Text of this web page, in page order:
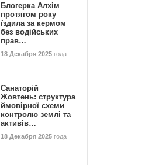
Блогерка Алхім
протягом року
їздила за кермом
без водійських
прав…
18 Декабря 2025 года
Санаторій
Жовтень: структура
ймовірної схеми
контролю землі та
активів…
18 Декабря 2025 года